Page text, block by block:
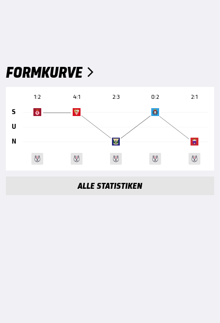
FORMKURVE 
1:2 4:1 2:3 0:2 2:1
S
U
N
ALLE STATISTIKEN